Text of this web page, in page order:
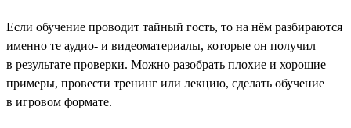
Если обучение проводит тайный гость, то на нём разбираются
именно те аудио- и видеоматериалы, которые он получил
в результате проверки. Можно разобрать плохие и хорошие
примеры, провести тренинг или лекцию, сделать обучение
в игровом формате.